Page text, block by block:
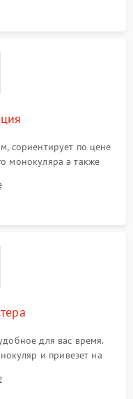
сориентирует по цене
монокуляра а также
для вас время.
и привезет на